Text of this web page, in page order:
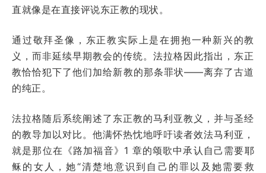
直就像是在直接评说东正教的现状。
通过敬拜圣像，东正教实际上是在拥抱一种新兴的教
义，而非延续早期教会的传统。法拉格因此指出，东正
教恰恰犯下了他们加给新教的那条罪状——离弃了古道
的纯正。
法拉格随后系统阐述了东正教的马利亚教义，并与圣经
的教导加以对比。他满怀热忱地呼吁读者效法马利亚，
就是那位在《路加福音》1 章的颂歌中承认自己需要耶
稣的女人，她“清楚地意识到自己的罪以及她需要救